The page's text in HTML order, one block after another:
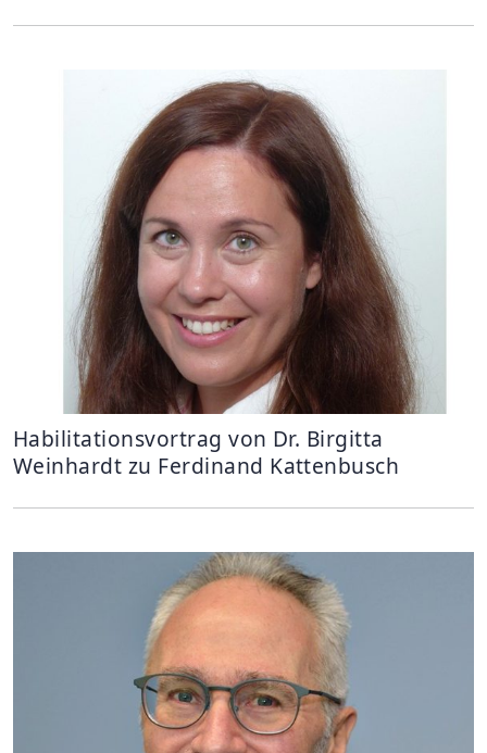
Habilitationsvortrag von Dr. Birgitta
Weinhardt zu Ferdinand Kattenbusch